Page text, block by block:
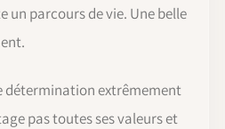
un parcours de vie. Une belle
détermination extrêmement
pas toutes ses valeurs et